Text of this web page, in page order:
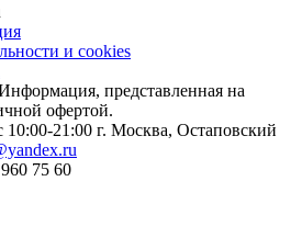
и cookies
представленная на
офертой.
21:00 г. Москва, Остаповский
75 60